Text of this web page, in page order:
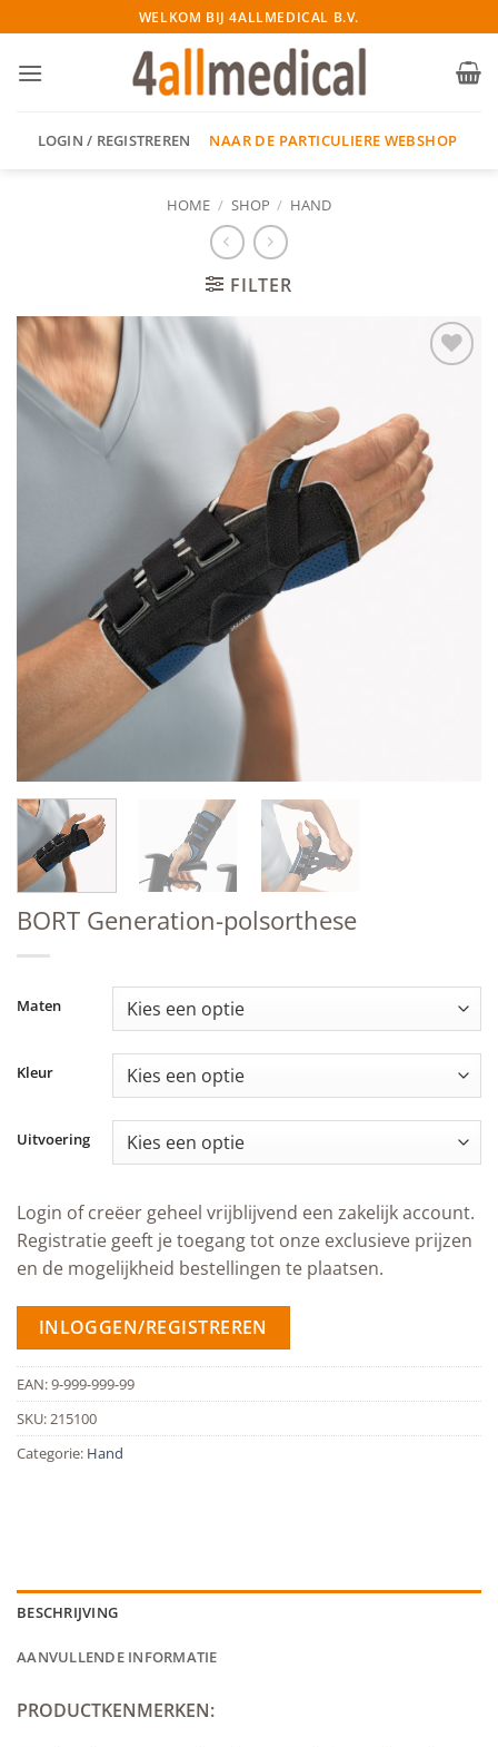
naar
inhoud
WELKOM BIJ 4ALLMEDICAL B.V.
LOGIN / REGISTREREN NAAR DE PARTICULIERE WEBSHOP
HOME / SHOP / HAND
FILTER
BORT Generation-polsorthese
Maten
Kleur
Uitvoering
Login of creëer geheel vrijblijvend een zakelijk account.
Registratie geeft je toegang tot onze exclusieve prijzen
en de mogelijkheid bestellingen te plaatsen.
INLOGGEN/REGISTREREN
EAN:9-999-999-99
SKU:215100
Categorie: Hand
BESCHRIJVING
AANVULLENDE INFORMATIE
PRODUCTKENMERKEN: